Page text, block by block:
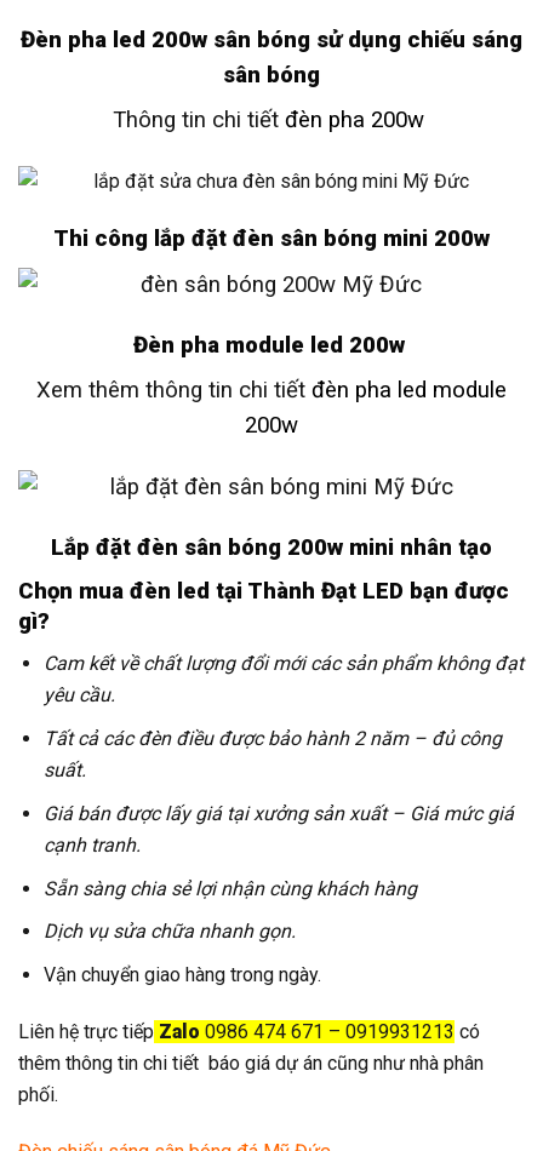
Đèn pha led 200w sân bóng sử dụng chiếu sáng
sân bóng
Thông tin chi tiết đèn pha 200w
Thi công lắp đặt đèn sân bóng mini 200w
Đèn pha module led 200w
Xem thêm thông tin chi tiết đèn pha led module
200w
Lắp đặt đèn sân bóng 200w mini nhân tạo
Chọn mua đèn led tại Thành Đạt LED bạn được
gì?
Cam kết về chất lượng đổi mới các sản phẩm không đạt
yêu cầu.
Tất cả các đèn điều được bảo hành 2 năm – đủ công
suất.
Giá bán được lấy giá tại xưởng sản xuất – Giá mức giá
cạnh tranh.
Sẵn sàng chia sẻ lợi nhận cùng khách hàng
Dịch vụ sửa chữa nhanh gọn.
Vận chuyển giao hàng trong ngày.
Liên hệ trực tiếp Zalo 0986 474 671 – 0919931213 có
thêm thông tin chi tiết báo giá dự án cũng như nhà phân
phối.